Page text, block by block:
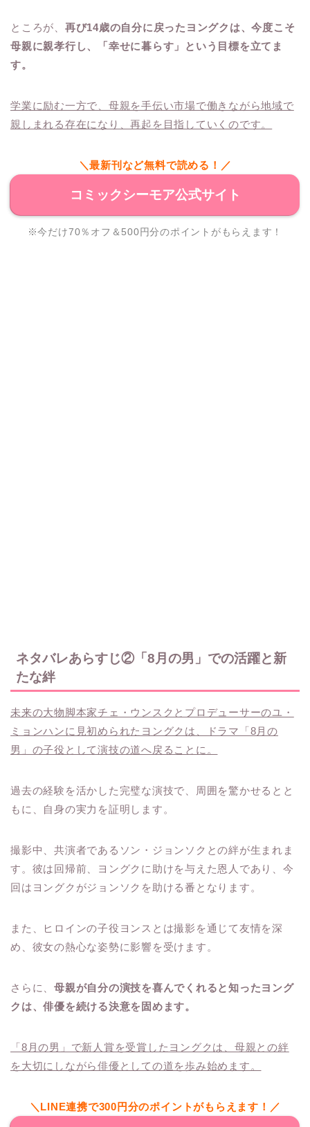
ところが、 再び14歳の自分に戻ったヨングクは、今度こそ
母親に親孝行し、「幸せに暮らす」という目標を立てま
す。
学業に励む一方で、母親を手伝い市場で働きながら地域で
親しまれる存在になり、再起を目指していくのです。
＼最新刊など無料で読める！／
コミックシーモア公式サイト
※今だけ70％オフ＆500円分のポイントがもらえます！
ネタバレあらすじ②「8月の男」での活躍と新
たな絆
未来の大物脚本家チェ・ウンスクとプロデューサーのユ・
ミョンハンに見初められたヨングクは、ドラマ「8月の
男」の子役として演技の道へ戻ることに。
過去の経験を活かした完璧な演技で、周囲を驚かせるとと
もに、自身の実力を証明します。
撮影中、共演者であるソン・ジョンソクとの絆が生まれま
す。彼は回帰前、ヨングクに助けを与えた恩人であり、今
回はヨングクがジョンソクを助ける番となります。
また、ヒロインの子役ヨンスとは撮影を通じて友情を深
め、彼女の熱心な姿勢に影響を受けます。
さらに、母親が自分の演技を喜んでくれると知ったヨング
クは、俳優を続ける決意を固めます。
「8月の男」で新人賞を受賞したヨングクは、母親との絆
を大切にしながら俳優としての道を歩み始めます。
＼LINE連携で300円分のポイントがもらえます！／